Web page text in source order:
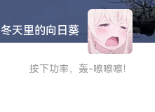
冬天里的向日葵
按下功率，轰-嚓嚓嚓！